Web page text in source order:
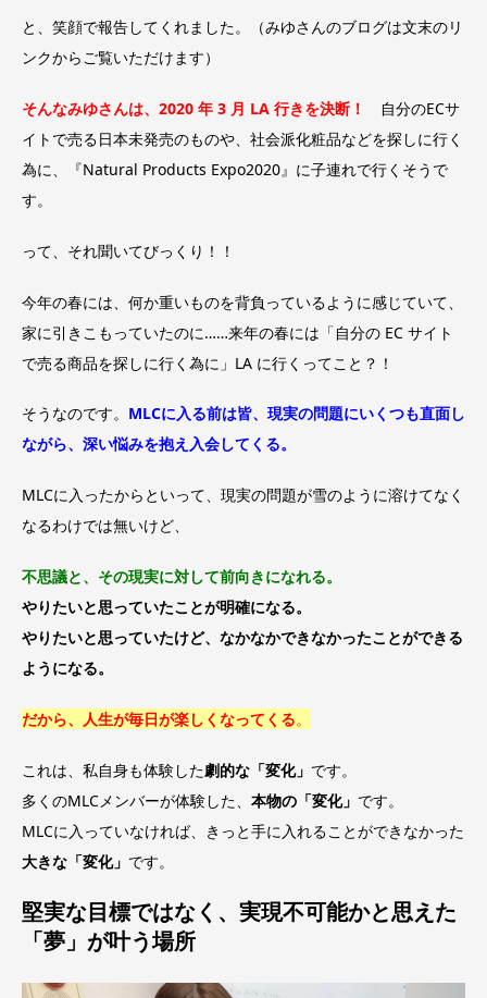
と、笑顔で報告してくれました。（みゆさんのブログは文末のリ
ンクからご覧いただけます）
そんなみゆさんは、2020 年 3 月 LA 行きを決断！
自分のECサ
イトで売る日本未発売のものや、社会派化粧品などを探しに行く
為に、『Natural Products Expo2020』に子連れで行くそうで
す。
って、それ聞いてびっくり！！
今年の春には、何か重いものを背負っているように感じていて、
家に引きこもっていたのに……来年の春には「自分の EC サイト
で売る商品を探しに行く為に」LA に行くってこと？！
そうなのです。 MLCに入る前は皆、現実の問題にいくつも直面し
ながら、深い悩みを抱え入会してくる。
MLCに入ったからといって、現実の問題が雪のように溶けてなく
なるわけでは無いけど、
不思議と、その現実に対して前向きになれる。
やりたいと思っていたことが明確になる。
やりたいと思っていたけど、なかなかできなかったことができる
ようになる。
だから、人生が毎日が楽しくなってくる。
これは、私自身も体験した劇的な「変化」 です。
多くのMLCメンバーが体験した、 本物の「変化」 です。
MLCに入っていなければ、きっと手に入れることができなかった
大きな「変化」 です。
堅実な目標ではなく、実現不可能かと思えた
「夢」が叶う場所